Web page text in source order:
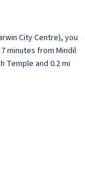
City Centre), you
minutes from Mindil
Temple and 0.2 mi